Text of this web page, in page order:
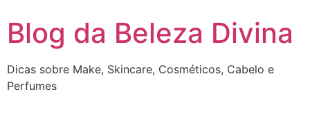
para
Blog da Beleza Divina
Dicas sobre Make, Skincare, Cosméticos, Cabelo e
Perfumes